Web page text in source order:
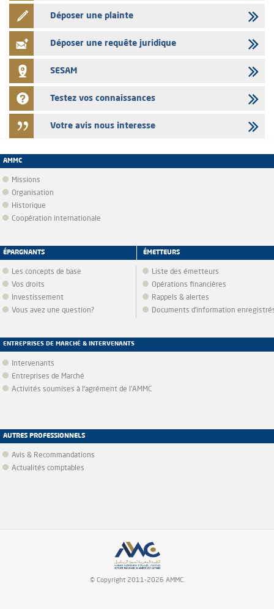
Déposer une plainte
Déposer une requête juridique
SESAM
Testez vos connaissances
Votre avis nous interesse
AMMC
Missions
Organisation
Historique
Coopération internationale
ÉPARGNANTS
Les concepts de base
Vos droits
Investissement
Vous avez une question?
ÉMETTEURS
Liste des émetteurs
Opérations financières
Rappels & alertes
Documents d’information
ENTREPRISES DE MARCHÉ & INTERVENANTS
Intervenants
Entreprises de Marché
Activités soumises à l'agrément de l'AMMC
AUTRES PROFESSIONNELS
Avis & Recommandations
Actualités comptables
© Copyright 2011-2026 AMMC.